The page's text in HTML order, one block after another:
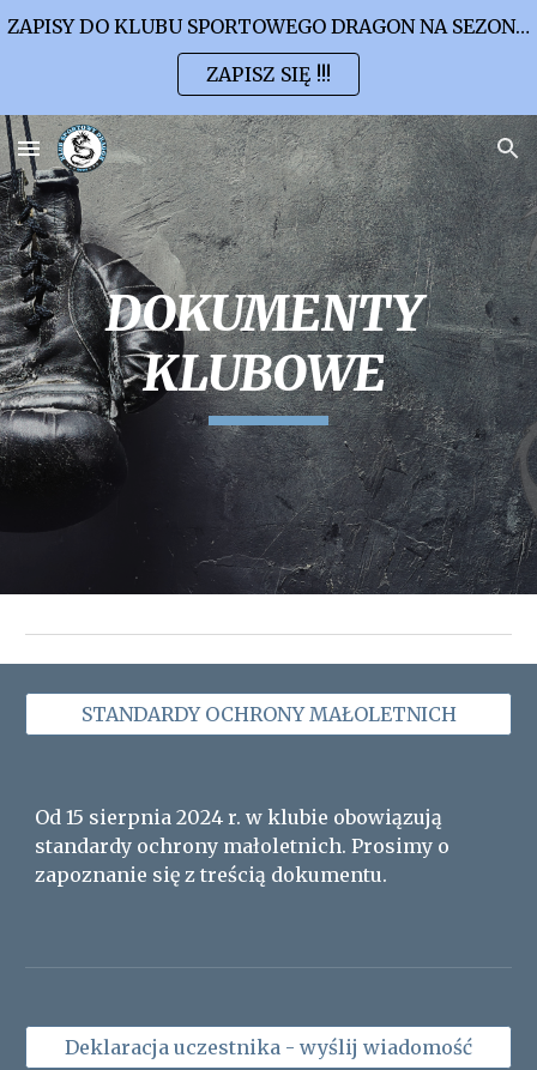
ZAPISY DO KLUBU SPORTOWEGO DRAGON NA SEZON 2026/2027
ZAPISZ SIĘ !!!
DOKUMENTY
KLUBOWE
STANDARDY OCHRONY MAŁOLETNICH
Od 15 sierpnia 2024 r. w klubie obowiązują
standardy ochrony małoletnich. Prosimy o
zapoznanie się z treścią dokumentu.
Deklaracja uczestnika - wyślij wiadomość